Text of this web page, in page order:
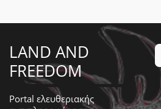
LAND AND
FREEDOM
Portal ελευθεριακής